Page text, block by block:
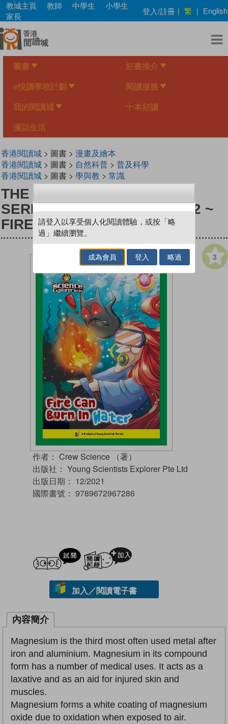
Skip
main
content
教城主頁 教師 中學生
小學生
家長
登入/註冊 | 繁 | English
圖書 好書推介
e悅讀學校計劃 閱讀服務
我的閱讀城 十本好讀
漫話生活
香港閱讀城> 圖書 > 漫畫及繪本
香港閱讀城> 圖書 > 自然科普> 普及科學
香港閱讀城> 圖書 > 學與教 > 常識
THE SCIENCE EXPLORER
SERIES《ENERGY》LEVEL 2 ~
FIRE CAN BURN IN WATER
3
作者： Crew Science （著）
出版社： Young Scientists Explorer Pte Ltd
出版日期： 12/2021
國際書號： 9789672967286
試閲
加入／閱讀電子書
內容簡介
Magnesium is the third most often used metal after
iron and aluminium. Magnesium in its compound
form has a number of medical uses. It acts as a
laxative and as an aid for injured skin and
muscles.
Magnesium forms a white coating of magnesium
oxide due to oxidation when exposed to air.
請登入以享受個人化閱讀體驗，或按「略
過」繼續瀏覽。
成為會員 登入 略過